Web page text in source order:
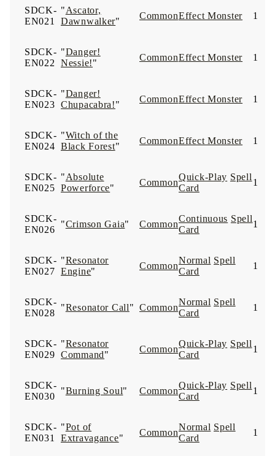
SDCK-
EN021
"Ascator,
Dawnwalker"
CommonEffect Monster 1
SDCK-
EN022
"Danger!
Nessie!"
CommonEffect Monster 1
SDCK-
EN023
"Danger!
Chupacabra!"
CommonEffect Monster 1
SDCK-
EN024
"Witch of the
Black Forest"
CommonEffect Monster 1
SDCK-
EN025
"Absolute
Powerforce"
Common
Quick-Play Spell
Card
1
SDCK-
EN026
"Crimson Gaia" Common
Continuous Spell
Card
1
SDCK-
EN027
"Resonator
Engine"
Common
Normal Spell
Card
1
SDCK-
EN028
"Resonator Call" Common
Normal Spell
Card
1
SDCK-
EN029
"Resonator
Command"
Common
Quick-Play Spell
Card
1
SDCK-
EN030
"Burning Soul" Common
Quick-Play Spell
Card
1
SDCK-
EN031
"Pot of
Extravagance"
Common
Normal Spell
Card
1